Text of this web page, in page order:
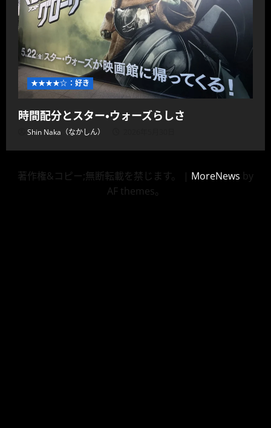
★★★★☆：好き
時間配分とスター・ウォーズらしさ
Shin Naka（なかしん）
著作権&コピー;無断転載を禁じます。 | MoreNews by
AF themes。